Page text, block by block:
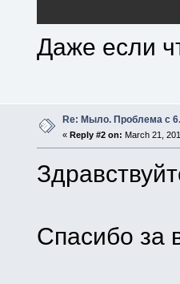
Даже если
Re: Мыло. Проблема с
« Reply #2 on: March 21,
Спасибо за